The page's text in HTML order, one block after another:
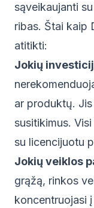
sąveikaujanti
ribas. Štai kaip
atitikti:
Jokių
ar produktų.
susitikimus.
su licencijuotu
Jokių veiklos
grąžą, rinkos
koncentruojasi